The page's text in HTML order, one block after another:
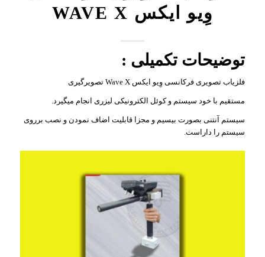
وِیو ایکس WAVE X
توضیحات تکمیلی :
فلزیاب تصویری فرکانسی وِیو ایکس Wave X تصویرگیری
مستقیم با خود سیستم و کوئل الکترونیکی لیزری انجام میگیرد.
سیستم آنتنی بصورت بیسیم و مجزا قابلیت اضاف نمودن و نصب برروی
سیستم را داراست.